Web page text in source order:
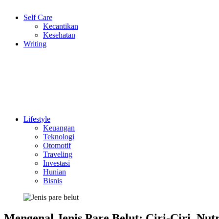
Self Care
Kecantikan
Kesehatan
Writing
Lifestyle
Keuangan
Teknologi
Otomotif
Traveling
Investasi
Hunian
Bisnis